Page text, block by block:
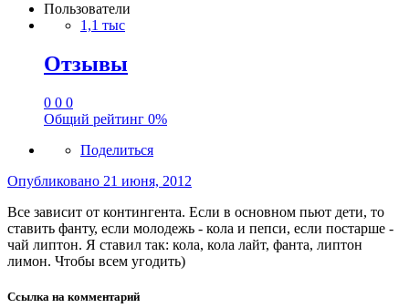
Пользователи
1,1 тыс
Отзывы
0 0 0
Общий рейтинг 0%
Поделиться
Опубликовано 21 июня, 2012
Все зависит от контингента. Если в основном пьют дети, то
ставить фанту, если молодежь - кола и пепси, если постарше -
чай липтон. Я ставил так: кола, кола лайт, фанта, липтон
лимон. Чтобы всем угодить)
Ссылка на комментарий